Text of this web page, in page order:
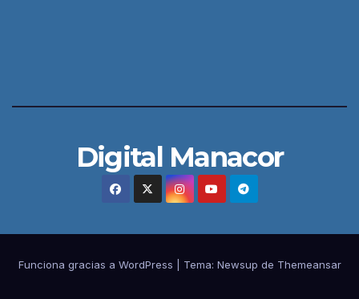
Digital Manacor
Funciona gracias a WordPress Tema: Newsup de Themeansar